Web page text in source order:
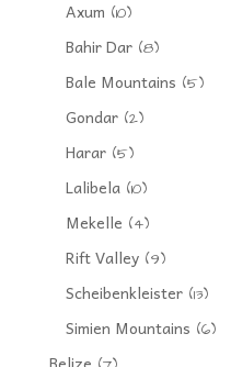
Axum (10)
Bahir Dar(8)
Bale Mountains (5)
Gondar(2)
Harar(5)
Lalibela(10)
Mekelle (4)
Rift Valley(9)
Scheibenkleister(13)
Simien Mountains (6)
Belize